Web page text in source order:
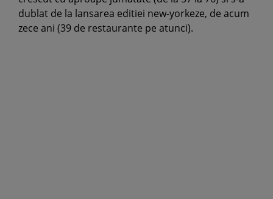
dublat de la lansarea editiei new-yorkeze, de acum
zece ani (39 de restaurante pe atunci).